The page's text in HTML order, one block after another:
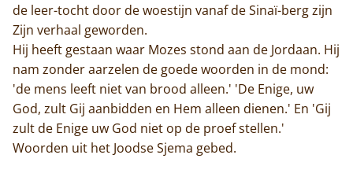
de leer-tocht door de woestijn vanaf de Sinaï-berg zijn
Zijn verhaal geworden.
Hij heeft gestaan waar Mozes stond aan de Jordaan. Hij
nam zonder aarzelen de goede woorden in de mond:
'de mens leeft niet van brood alleen.' 'De Enige, uw
God, zult Gij aanbidden en Hem alleen dienen.' En 'Gij
zult de Enige uw God niet op de proef stellen.'
Woorden uit het Joodse Sjema gebed.